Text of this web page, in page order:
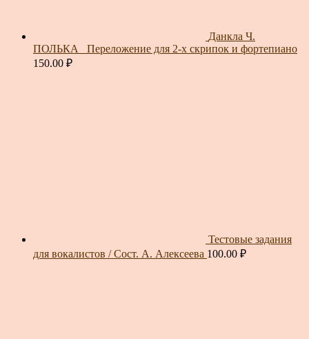
Данкла Ч.
ПОЛЬКА_ Переложение для 2-х скрипок и фортепиано
150.00 ₽
Тестовые задания
для вокалистов / Сост. А. Алексеева 100.00 ₽